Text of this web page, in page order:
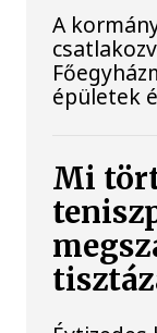
A
épületek
Mi